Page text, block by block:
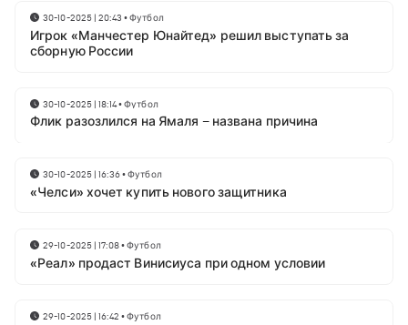
30-10-2025 | 20:43 •Футбол
Игрок «Манчестер Юнайтед» решил выступать за
сборную России
30-10-2025 | 18:14•Футбол
Флик разозлился на Ямаля – названа причина
30-10-2025 | 16:36•Футбол
«Челси» хочет купить нового защитника
29-10-2025 | 17:08•Футбол
«Реал» продаст Винисиуса при одном условии
29-10-2025 | 16:42 •Футбол